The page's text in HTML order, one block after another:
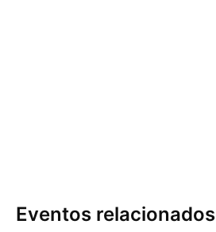
Eventos relacionados